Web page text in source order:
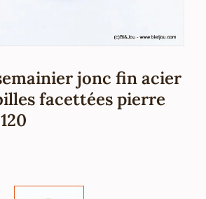
jonc fin acier
facettées pierre